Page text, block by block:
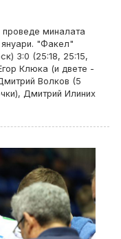
проведе миналата
"Факел"
3:0 (25:18, 25:15,
Клюка (и двете -
Волков (5
Дмитрий Илиних